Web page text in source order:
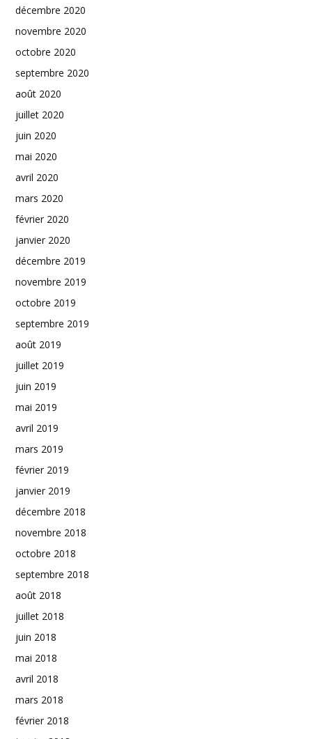
décembre 2020
novembre 2020
octobre 2020
septembre 2020
août 2020
juillet 2020
juin 2020
mai 2020
avril 2020
mars 2020
février 2020
janvier 2020
décembre 2019
novembre 2019
octobre 2019
septembre 2019
août 2019
juillet 2019
juin 2019
mai 2019
avril 2019
mars 2019
février 2019
janvier 2019
décembre 2018
novembre 2018
octobre 2018
septembre 2018
août 2018
juillet 2018
juin 2018
mai 2018
avril 2018
mars 2018
février 2018